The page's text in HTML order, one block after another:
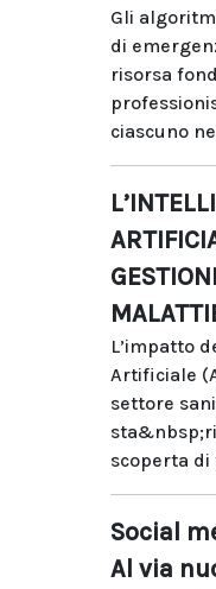
Gli
di
risorsa
ciascuno
L’impatto
Artificiale
settore
scoperta di
Social
Al via